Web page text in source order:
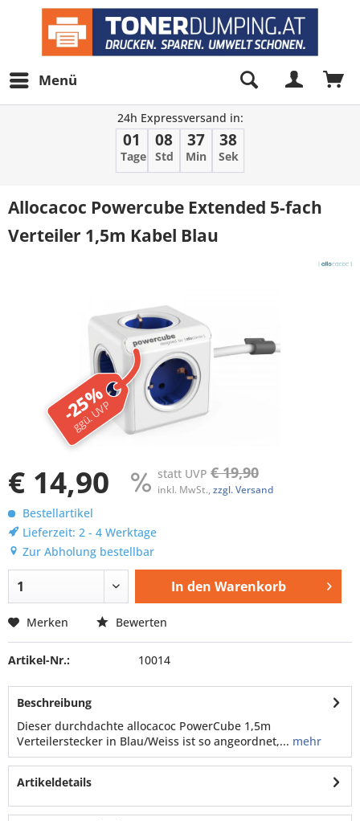
Menü
24h Expressversand in:
01
Tage
08
Std
37
Min
38
Sek
Allocacoc Powercube Extended 5-fach
Verteiler 1,5m Kabel Blau
-25%
ggü. UVP
€ 14,90 statt UVP € 19,90
inkl. MwSt., zzgl. Versand
Bestellartikel
Lieferzeit: 2 - 4 Werktage
Zur Abholung bestellbar
In den Warenkorb
Merken Bewerten
Artikel-Nr.: 10014
Beschreibung
Dieser durchdachte allocacoc PowerCube 1,5m
Verteilerstecker in Blau/Weiss ist so angeordnet,... mehr
Artikeldetails